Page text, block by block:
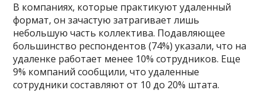
В компаниях, которые практикуют удаленный
формат, он зачастую затрагивает лишь
небольшую часть коллектива. Подавляющее
большинство респондентов (74%) указали, что на
удаленке работает менее 10% сотрудников. Еще
9% компаний сообщили, что удаленные
сотрудники составляют от 10 до 20% штата.